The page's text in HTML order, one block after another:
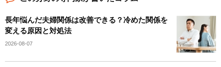
長年悩んだ夫婦関係は改善できる？冷めた関係を
変える原因と対処法
2026-08-07